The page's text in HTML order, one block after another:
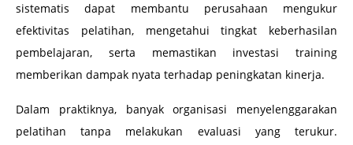
sistematis dapat membantu perusahaan mengukur
efektivitas pelatihan, mengetahui tingkat keberhasilan
pembelajaran, serta memastikan investasi training
memberikan dampak nyata terhadap peningkatan kinerja.
Dalam praktiknya, banyak organisasi menyelenggarakan
pelatihan tanpa melakukan evaluasi yang terukur.